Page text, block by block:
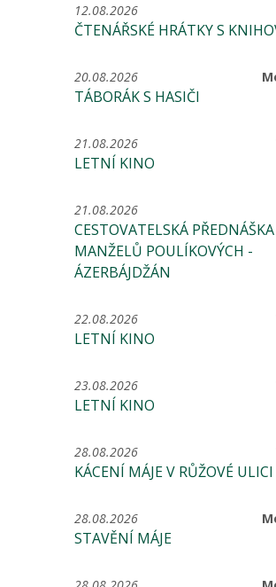
12.08.2026
ČTENÁŘSKÉ HRÁTKY S
20.08.2026
TÁBORÁK S HASIČI
21.08.2026
LETNÍ KINO
21.08.2026
CESTOVATELSKÁ PŘEDNÁŠKA
MANŽELŮ POULÍKOVÝCH -
ÁZERBÁJDŽÁN
22.08.2026
LETNÍ KINO
23.08.2026
LETNÍ KINO
28.08.2026
KÁCENÍ MÁJE V RŮŽOVÉ ULICI
28.08.2026
STAVĚNÍ MÁJE